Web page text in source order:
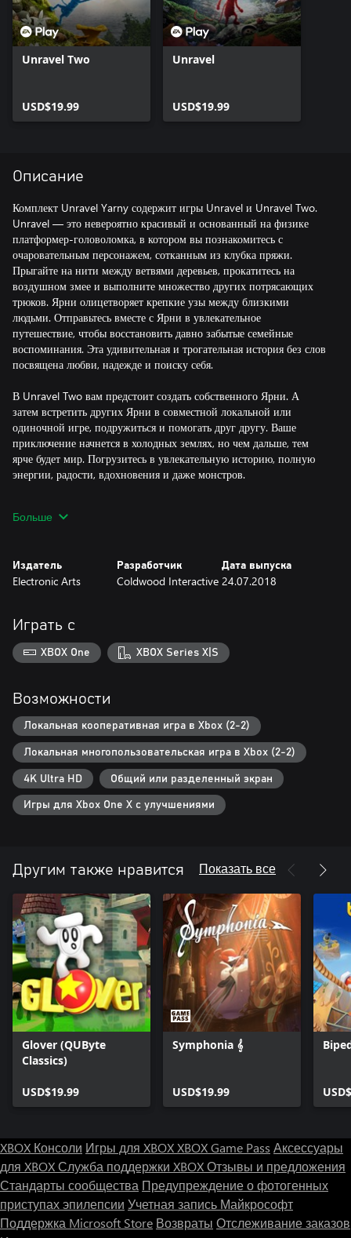
Unravel Two
USD$19.99
Unravel
USD$19.99
Описание
Комплект Unravel Yarny содержит игры Unravel и Unravel Two.
Unravel — это невероятно красивый и основанный на физике
платформер-головоломка, в котором вы познакомитесь с
очаровательным персонажем, сотканным из клубка пряжи.
Прыгайте на нити между ветвями деревьев, прокатитесь на
воздушном змее и выполните множество других потрясающих
трюков. Ярни олицетворяет крепкие узы между близкими
людьми. Отправьтесь вместе с Ярни в увлекательное
путешествие, чтобы восстановить давно забытые семейные
воспоминания. Эта удивительная и трогательная история без слов
посвящена любви, надежде и поиску себя.
В Unravel Two вам предстоит создать собственного Ярни. А
затем встретить других Ярни в совместной локальной или
одиночной игре, подружиться и помогать друг другу. Ваше
приключение начнется в холодных землях, но чем дальше, тем
ярче будет мир. Погрузитесь в увлекательную историю, полную
энергии, радости, вдохновения и даже монстров.
дополнительной информации см. www.ea.com/ru-ru/legal.
Больше
Издатель
Electronic Arts
Разработчик
Coldwood Interactive
Дата выпуска
24.07.2018
Играть с
XBOX One XBOX Series X|S
Возможности
Локальная кооперативная игра в Xbox (2-2)
Локальная многопользовательская игра в Xbox (2-2)
4K Ultra HD Общий или разделенный экран
Игры для Xbox One X с улучшениями
Другим также нравится Показать все
Glover (QUByte
Classics)
USD$19.99
Symphonia 𝄞
USD$19.99
XBOX Консоли Игры для XBOXXBOX Game Pass Аксессуары
для XBOXСлужба поддержки XBOXОтзывы и предложения
Стандарты сообщества Предупреждение о фотогенных
приступах эпилепсии Учетная запись Майкрософт
Поддержка Microsoft Store Возвраты Отслеживание заказов